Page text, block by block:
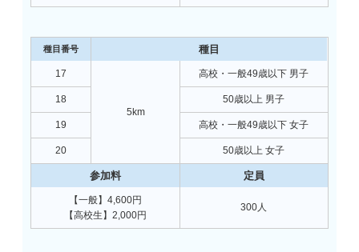
17
5km
高校・一般49歳以下 男子
【一般】4,600円
【高校生】2,000円
300人
18 50歳以上 男子
19 高校・一般49歳以下 女子
20 50歳以上 女子